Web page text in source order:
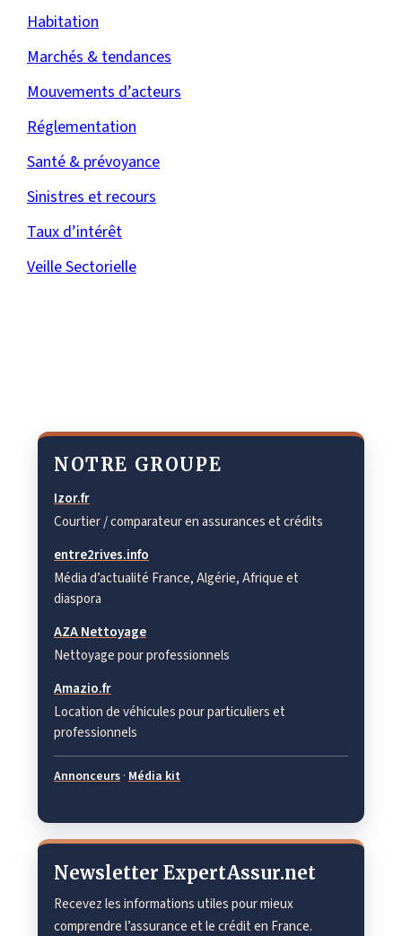
Habitation
Marchés & tendances
Mouvements d’acteurs
Réglementation
Santé & prévoyance
Sinistres et recours
Taux d’intérêt
Veille Sectorielle
NOTRE GROUPE
Izor.fr
Courtier / comparateur en assurances et crédits
entre2rives.info
Média d’actualité France, Algérie, Afrique et
diaspora
AZA Nettoyage
Nettoyage pour professionnels
Amazio.fr
Location de véhicules pour particuliers et
professionnels
Annonceurs · Média kit
Newsletter ExpertAssur.net
Recevez les informations utiles pour mieux
comprendre l’assurance et le crédit en France.